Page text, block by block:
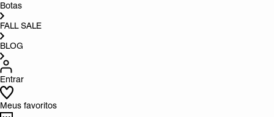
Botas
FALL SALE
BLOG
Entrar
Meus favoritos